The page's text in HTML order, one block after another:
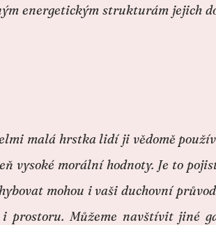
energetickým strukturám jejich
malá hrstka lidí ji vědomě
vysoké morální hodnoty. Je to
mohou i vaši duchovní
i prostoru. Můžeme navštívit jiné